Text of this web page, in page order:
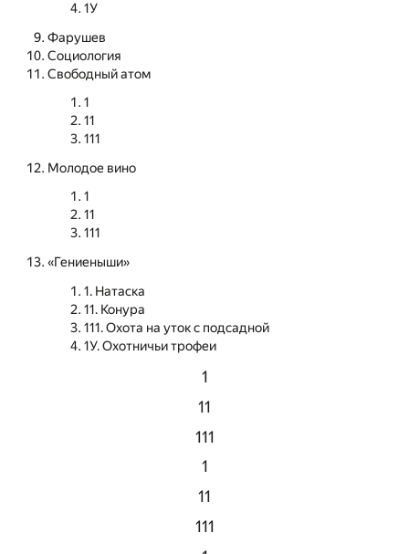
1У
Фарушев
Социология
Свободный атом
1
11
111
Молодое вино
1
11
111
«Гениеныши»
1. Натаска
11. Конура
111. Охота на уток с подсадной
1У. Охотничьи трофеи
1
11
111
1
11
111